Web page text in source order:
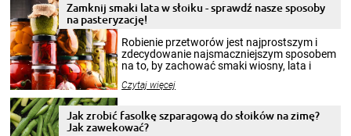
Zamknij smaki lata w słoiku - sprawdź nasze sposoby
na pasteryzację!
Robienie przetworów jest najprostszym i
zdecydowanie najsmaczniejszym sposobem
na to, by zachować smaki wiosny, lata i
krajobrazów, by cieszyć nimi oko w sezonie
pełni poczuć atmosferę cieplejszych
miesięcy. Przygotowanie słoików ze
Czytaj więcej
Jak zrobić fasolkę szparagową do słoików na zimę?
Jak zawekować?